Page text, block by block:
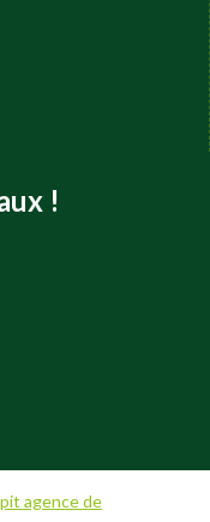
!
agence de